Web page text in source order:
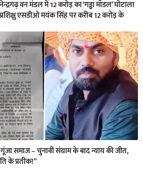
वन मंडल में 12 करोड़ का ‘गड्ढा मॉडल’ घोटाला
एसडीओ मयंक सिंह पर करीब 12 करोड़ के
समाज – चुनावी संग्राम के बाद न्याय की जीत,
के प्रतीक!”